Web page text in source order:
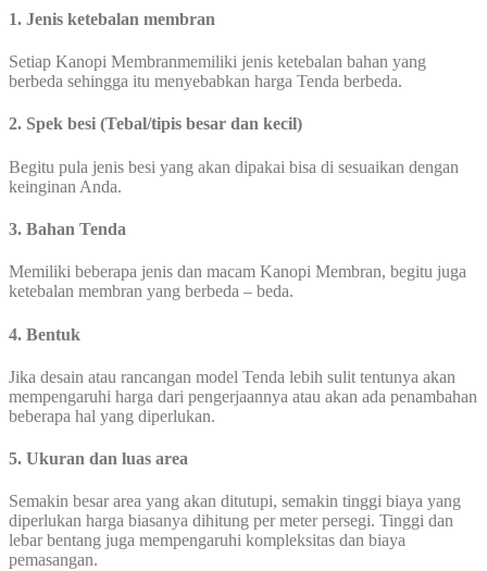
1. Jenis ketebalan membran
Setiap Kanopi Membranmemiliki jenis ketebalan bahan yang
berbeda sehingga itu menyebabkan harga Tenda berbeda.
2. Spek besi (Tebal/tipis besar dan kecil)
Begitu pula jenis besi yang akan dipakai bisa di sesuaikan dengan
keinginan Anda.
3. Bahan Tenda
Memiliki beberapa jenis dan macam Kanopi Membran, begitu juga
ketebalan membran yang berbeda – beda.
4. Bentuk
Jika desain atau rancangan model Tenda lebih sulit tentunya akan
mempengaruhi harga dari pengerjaannya atau akan ada penambahan
beberapa hal yang diperlukan.
5. Ukuran dan luas area
Semakin besar area yang akan ditutupi, semakin tinggi biaya yang
diperlukan harga biasanya dihitung per meter persegi. Tinggi dan
lebar bentang juga mempengaruhi kompleksitas dan biaya
pemasangan.